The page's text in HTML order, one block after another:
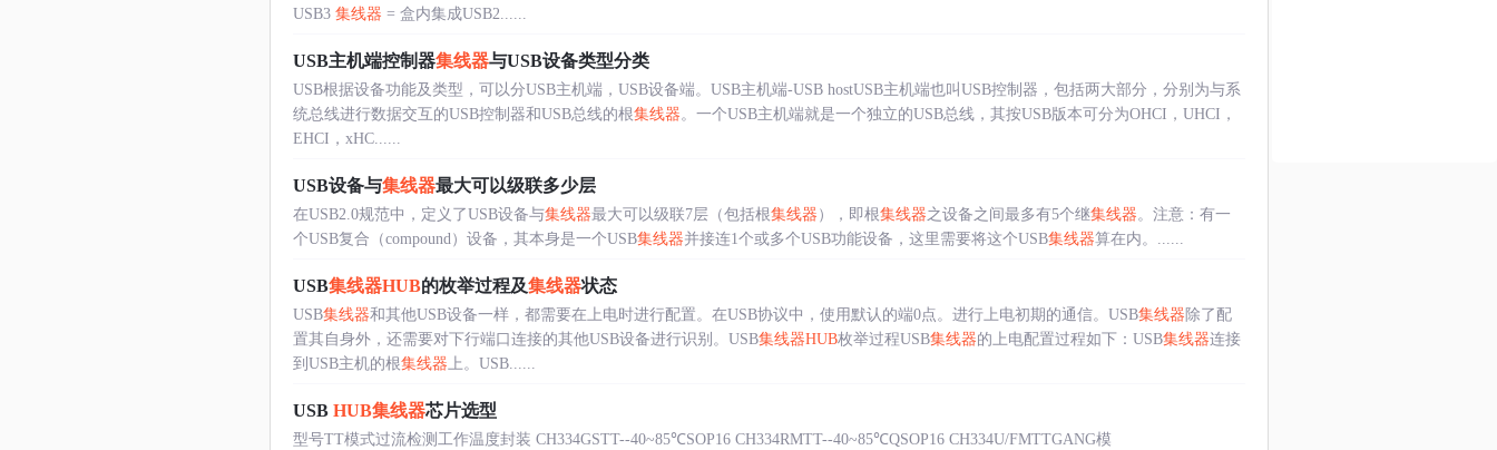
USB3 集线器 = 盒内集成USB2......
USB主机端控制器集线器与USB设备类型分类
USB根据设备功能及类型，可以分USB主机端，USB设备端。USB主机端-USB hostUSB主机端也叫USB控制器，包括两大部分，分别为与系
统总线进行数据交互的USB控制器和USB总线的根集线器。一个USB主机端就是一个独立的USB总线，其按USB版本可分为OHCI，UHCI，
EHCI，xHC......
USB设备与集线器最大可以级联多少层
在USB2.0规范中，定义了USB设备与集线器最大可以级联7层（包括根集线器 ），即根集线器之设备之间最多有5个继集线器。注意：有一
个USB复合（compound）设备，其本身是一个USB集线器并接连1个或多个USB功能设备，这里需要将这个USB集线器算在内。......
USB集线器HUB的枚举过程及集线器状态
USB集线器和其他USB设备一样，都需要在上电时进行配置。在USB协议中，使用默认的端0点。进行上电初期的通信。USB集线器 除了配
置其自身外，还需要对下行端口连接的其他USB设备进行识别。USB集线器HUB枚举过程USB集线器的上电配置过程如下：USB集线器连接
到USB主机的根集线器上。USB......
USB HUB集线器芯片选型
型号TT模式过流检测工作温度封装 CH334GSTT--40~85℃SOP16 CH334RMTT--40~85℃QSOP16 CH334U/FMTTGANG模